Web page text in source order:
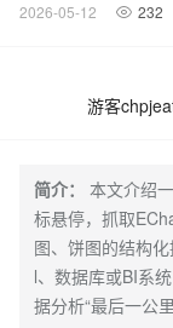
2026-05-12 232
游客
简介：
本文介绍
标悬停，抓取
图、饼图的结构
l、数据库或BI系
据分析“最后一公里